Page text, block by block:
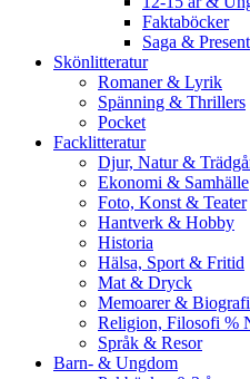
Faktaböcker
Saga & Present
Skönlitteratur
Romaner & Lyrik
Spänning & Thrillers
Pocket
Facklitteratur
Djur, Natur &
Ekonomi & Samhälle
Foto, Konst & Teater
Hantverk & Hobby
Historia
Hälsa, Sport & Fritid
Mat & Dryck
Memoarer &
Religion, Filosofi %
Språk & Resor
Barn- & Ungdom